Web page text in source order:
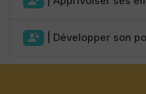
Développer son